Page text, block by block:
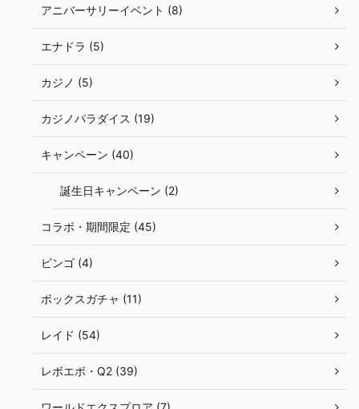
アニバーサリーイベント (8)
エナドラ (5)
カジノ (5)
カジノパラダイス (19)
キャンペーン (40)
誕生日キャンペーン (2)
コラボ・期間限定 (45)
ビンゴ (4)
ボックスガチャ (11)
レイド (54)
レボエボ・Q2 (39)